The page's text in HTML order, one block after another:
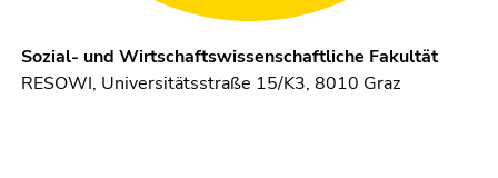
Sozial- und Wirtschaftswissenschaftliche Fakultät
RESOWI, Universitätsstraße 15/K3, 8010 Graz